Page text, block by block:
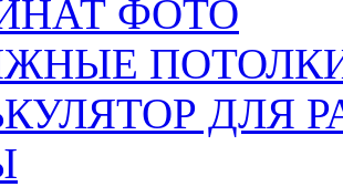
ФОТО
ДЛЯ